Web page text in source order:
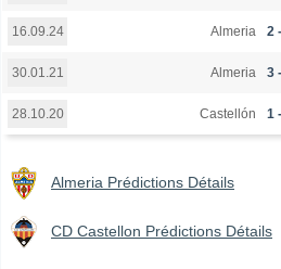
16.09.24 Almeria 2
30.01.21 Almeria 3
28.10.20 Castellón 1
Almeria Prédictions Détails
CD Castellon Prédictions Détails